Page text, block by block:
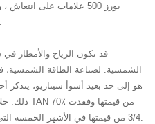
بورز 500 علامات على
"انتعاش القط الميت" أو انتعاش حقيقي.
قد تكون الرياح والأمطار
الشمسية. لصناعة الطاقة
3/4 من قيمتها في الأشهر الخمسة التي تلت انهيار السوق في أواخر عام 2008.